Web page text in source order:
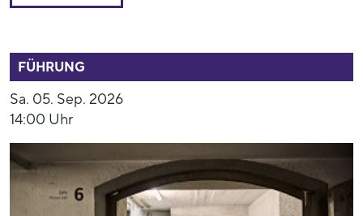
FÜHRUNG
Sa. 05. Sep. 2026
14:00 Uhr